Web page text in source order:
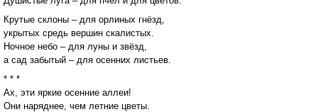
Крутые склоны – для орлиных гнёзд,
укрытых средь вершин скалистых.
Ночное небо – для луны и звёзд,
а сад забытый – для осенних листьев.
* * *
Ах, эти яркие осенние аллеи!
Они наряднее, чем летние цветы.